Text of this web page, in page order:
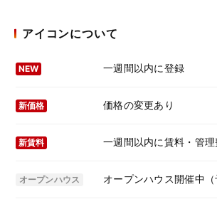
アイコンについて
NEW 一週間以内に登録
新価格 価格の変更あり
新賃料 一週間以内に賃料・管理
オープンハウス オープンハウス開催中（